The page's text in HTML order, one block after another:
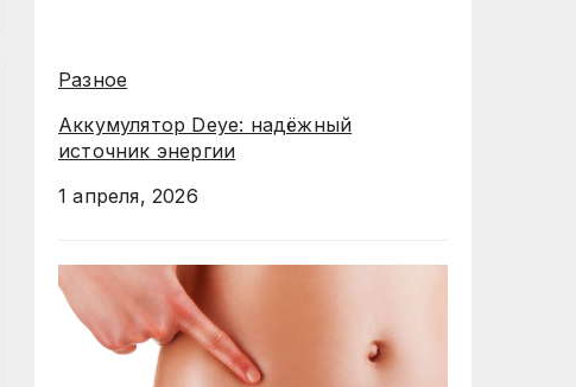
Разное
Аккумулятор Deye: надёжный
источник энергии
1 апреля, 2026